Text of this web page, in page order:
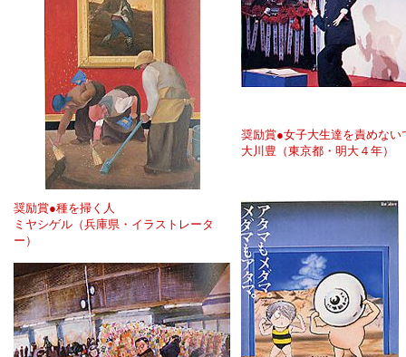
奨励賞●女子大生達を責めない
大川豊（東京都・明大４年）
奨励賞●種を掃く人
ミヤシゲル（兵庫県・イラストレータ
ー）